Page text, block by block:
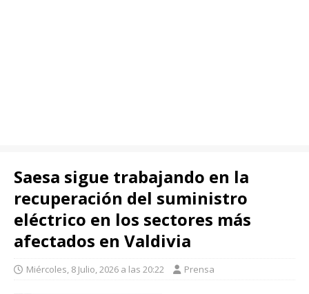
Saesa sigue trabajando en la
recuperación del suministro
eléctrico en los sectores más
afectados en Valdivia
Miércoles, 8 Julio, 2026 a las 20:22 Prensa